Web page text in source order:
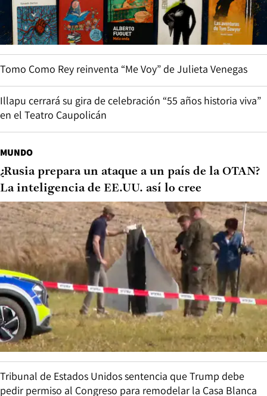
Tomo Como Rey reinventa “Me Voy” de Julieta Venegas
Illapu cerrará su gira de celebración “55 años historia viva”
en el Teatro Caupolicán
MUNDO
¿Rusia prepara un ataque a un país de la OTAN?
La inteligencia de EE.UU. así lo cree
Tribunal de Estados Unidos sentencia que Trump debe
pedir permiso al Congreso para remodelar la Casa Blanca